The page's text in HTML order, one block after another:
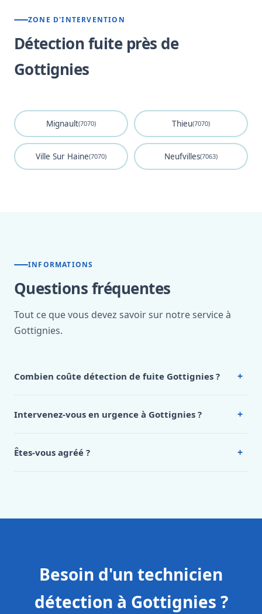
ZONE D'INTERVENTION
Détection fuite près de
Gottignies
Mignault(7070) Thieu(7070)
Ville Sur Haine(7070) Neufvilles(7063)
INFORMATIONS
Questions fréquentes
Tout ce que vous devez savoir sur notre service à
Gottignies.
Combien coûte détection de fuite Gottignies ? +
Gottignies, appelez le 0472 53 24 26.
Intervenez-vous en urgence à Gottignies ? +
Êtes-vous agréé ? +
Besoin d'un technicien
détection à Gottignies ?